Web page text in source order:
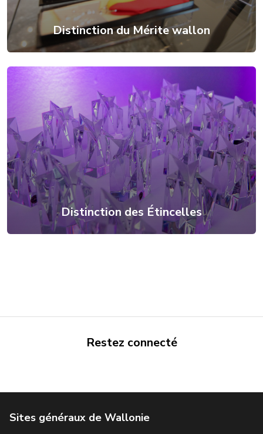
Distinction du Mérite wallon
Distinction des Étincelles
Restez connecté